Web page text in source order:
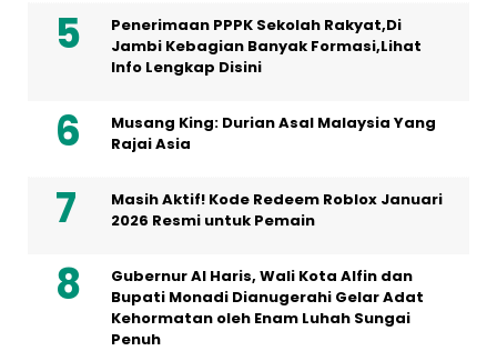
Penerimaan PPPK Sekolah Rakyat,Di
Jambi Kebagian Banyak Formasi,Lihat
Info Lengkap Disini
Musang King: Durian Asal Malaysia Yang
Rajai Asia
Masih Aktif! Kode Redeem Roblox Januari
2026 Resmi untuk Pemain
Gubernur Al Haris, Wali Kota Alfin dan
Bupati Monadi Dianugerahi Gelar Adat
Kehormatan oleh Enam Luhah Sungai
Penuh